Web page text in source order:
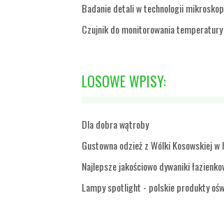
Badanie detali w technologii
Czujnik do monitorowania
LOSOWE WPISY:
Dla dobra wątroby
Gustowna odzież z Wólki Kosowskiej w
Najlepsze jakościowo dywaniki
Lampy spotlight - polskie produkty